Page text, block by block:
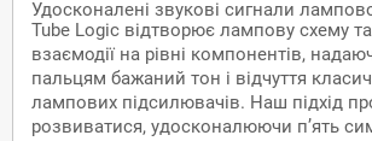
Удосконалені звукові сигнали
Tube Logic відтворює лампову схему та
взаємодії на рівні компонентів,
пальцям бажаний тон і відчуття
лампових підсилювачів. Наш підхід
розвиватися, удосконалюючи п’ять